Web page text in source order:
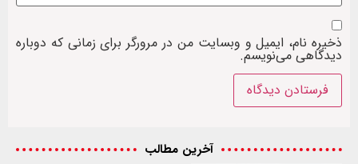
ذخیره نام، ایمیل و وبسایت من در مرورگر برای زمانی که دوباره
دیدگاهی می‌نویسم.
آخرین مطالب